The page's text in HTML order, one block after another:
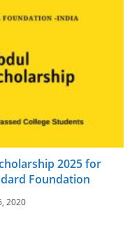
2025 for
Foundation
2020